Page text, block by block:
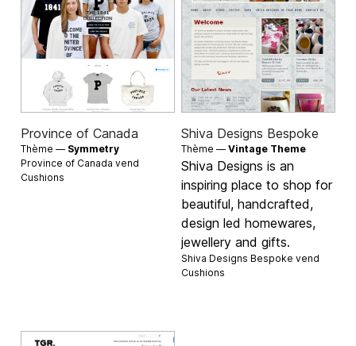
Province of Canada
Thème — Symmetry
Province of Canada vend
Cushions
Shiva Designs Bespoke
Thème — Vintage Theme
Shiva Designs is an
inspiring place to shop for
beautiful, handcrafted,
design led homewares,
jewellery and gifts.
Shiva Designs Bespoke vend
Cushions